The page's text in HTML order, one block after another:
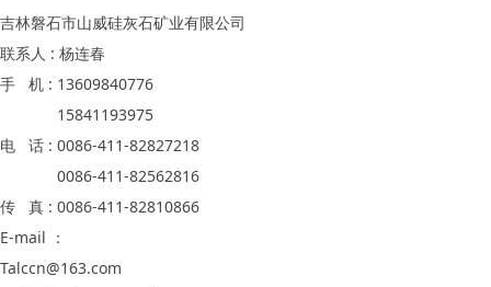
吉林磐石市山威硅灰石矿业有限公司
联系人 : 杨连春
手 机 : 13609840776
15841193975
电 话 : 0086-411-82827218
0086-411-82562816
传 真 : 0086-411-82810866
E-mail ：
Talccn@163.com